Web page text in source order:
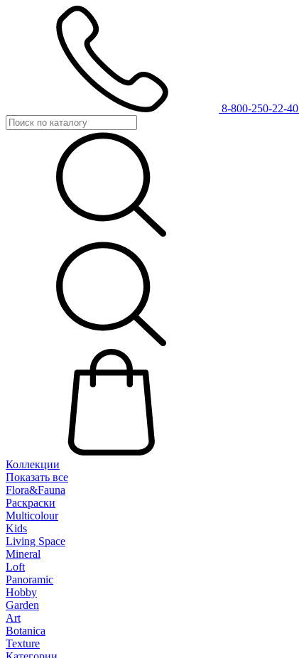
8-800-250-22-40
Коллекции
Показать все
Flora&Fauna
Раскраски
Multicolour
Kids
Living Space
Mineral
Loft
Panoramic
Hobby
Garden
Art
Botanica
Texture